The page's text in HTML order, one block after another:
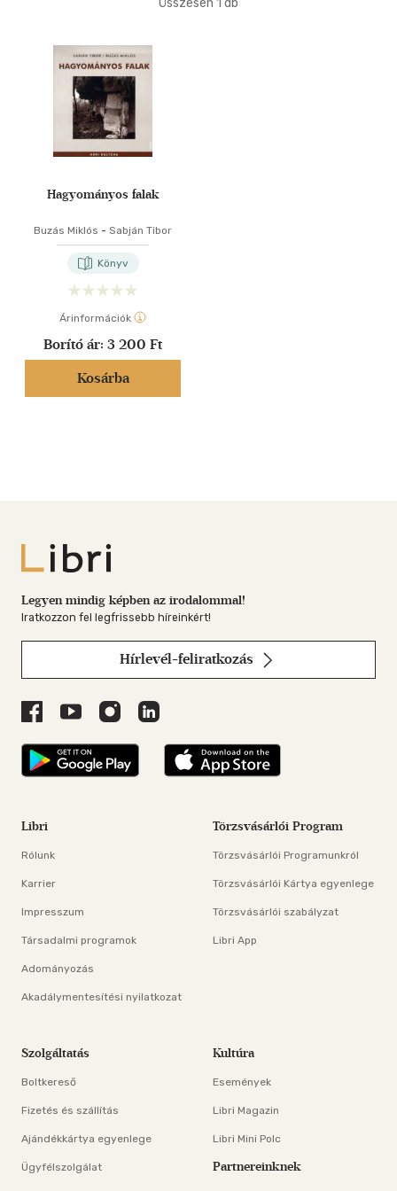
Összesen 1 db
Hagyományos falak
Buzás Miklós - Sabján Tibor
Könyv
Árinformációk
Borító ár: 3 200 Ft
Kosárba
Libri
Legyen mindig képben az irodalommal!
Iratkozzon fel legfrissebb híreinkért!
Hírlevél-feliratkozás
Libri a Facebookon
Libri a Youtube-on
Libri az Instagramon
Libri a LinkedInen
Libri applikáció Szerezd meg: Google
Libri applikáció
Libri
Rólunk
Karrier
Impresszum
Társadalmi programok
Adományozás
Akadálymentesítési nyilatkozat
Törzsvásárlói Program
Törzsvásárlói Programunkról
Törzsvásárlói Kártya egyenlege
Törzsvásárlói szabályzat
Libri App
Szolgáltatás
Boltkereső
Fizetés és szállítás
Ajándékkártya egyenlege
Ügyfélszolgálat
Kultúra
Események
Libri Magazin
Libri Mini Polc
Partnereinknek